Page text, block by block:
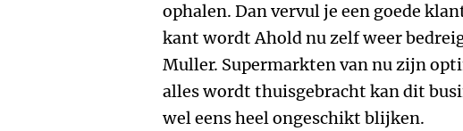
ophalen. Dan vervul je een goede
kant wordt Ahold nu zelf weer
Muller. Supermarkten van nu zijn
alles wordt thuisgebracht kan dit
wel eens heel ongeschikt blijken.